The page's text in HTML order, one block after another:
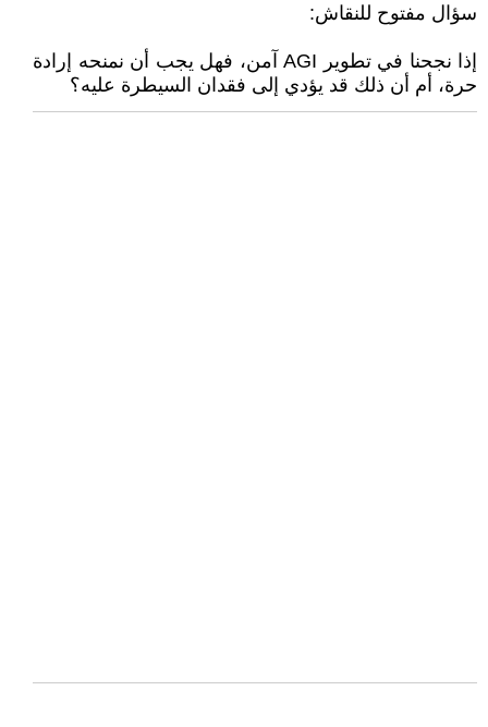
سؤال مفتوح للنقاش:
إذا نجحنا في تطوير AGI آمن، فهل يجب أن نمنحه إرادة
حرة، أم أن ذلك قد يؤدي إلى فقدان السيطرة عليه؟